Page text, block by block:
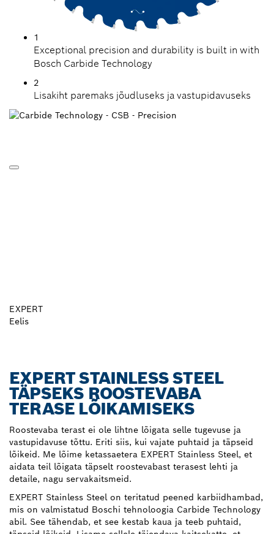
1
Exceptional precision and durability is built in with
Bosch Carbide Technology
2
Lisakiht paremaks jõudluseks ja vastupidavuseks
EXPERT
Eelis
EXPERT STAINLESS STEEL
TÄPSEKS ROOSTEVABA
TERASE LÕIKAMISEKS
Roostevaba terast ei ole lihtne lõigata selle tugevuse ja
vastupidavuse tõttu. Eriti siis, kui vajate puhtaid ja täpseid
lõikeid. Me lõime ketassaetera EXPERT Stainless Steel, et
aidata teil lõigata täpselt roostevabast terasest lehti ja
detaile, nagu servakaitsmeid.
EXPERT Stainless Steel on teritatud peened karbiidhambad,
mis on valmistatud Boschi tehnoloogia Carbide Technology
abil. See tähendab, et see kestab kaua ja teeb puhtaid,